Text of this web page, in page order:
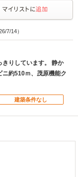
7/14）
りしています。 静か
約510ｍ、茂原機能ク
建築条件なし